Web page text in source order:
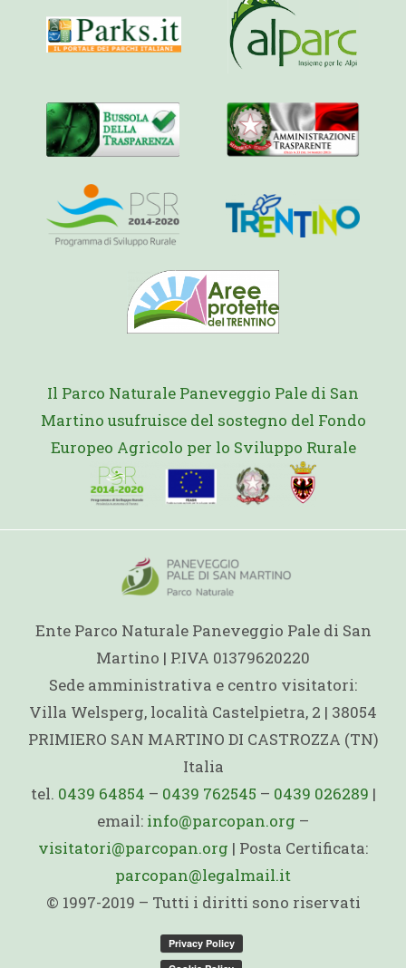
Il Parco Naturale Paneveggio Pale di San
Martino usufruisce del sostegno del Fondo
Europeo Agricolo per lo Sviluppo Rurale
Ente Parco Naturale Paneveggio Pale di San
Martino | P.IVA 01379620220
Sede amministrativa e centro visitatori:
Villa Welsperg, località Castelpietra, 2 | 38054
PRIMIERO SAN MARTINO DI CASTROZZA (TN)
Italia
tel. 0439 64854 – 0439 762545 – 0439 026289 |
email: info@parcopan.org –
visitatori@parcopan.org | Posta Certificata:
parcopan@legalmail.it
© 1997-2019 – Tutti i diritti sono riservati